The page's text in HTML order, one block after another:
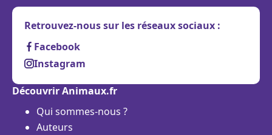
Retrouvez-nous sur les réseaux sociaux :
Facebook
Instagram
Découvrir Animaux.fr
Qui sommes-nous ?
Auteurs